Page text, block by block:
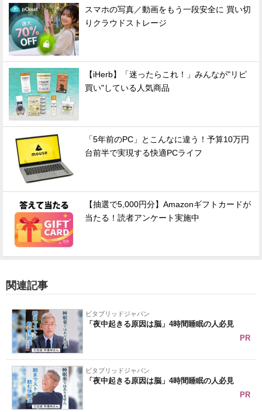
スマホの写真／動画をもう一段安全に 買い切
りクラウドストレージ
【iHerb】「迷ったらこれ！」みんなが"リピ
買い"している人気商品
「5年前のPC」とこんなに違う！予算10万円
台前半で実現する快適PCライフ
【抽選で5,000円分】Amazonギフトカードが
当たる！読者アンケート実施中
関連記事
ビタブリッドジャパン
「夜中起きる原因は脳」4時間睡眠の人必見
PR
ビタブリッドジャパン
「夜中起きる原因は脳」4時間睡眠の人必見
PR